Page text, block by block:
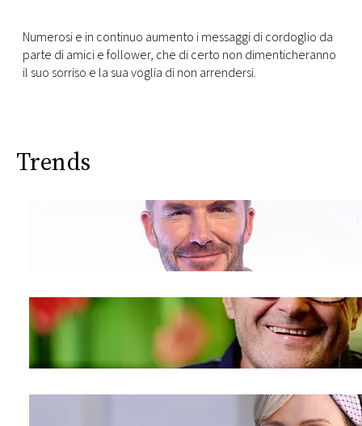
Numerosi e in continuo aumento i messaggi di cordoglio da
parte di amici e follower, che di certo non dimenticheranno
il suo sorriso e la sua voglia di non arrendersi.
Trends